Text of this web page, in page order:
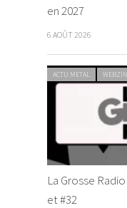
en 2027
6 AOÛT 2026
ACTU METAL
La Grosse
et #32